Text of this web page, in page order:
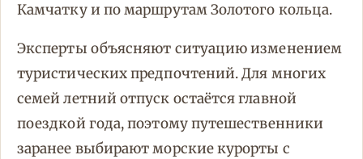
Камчатку и по маршрутам Золотого кольца.
Эксперты объясняют ситуацию изменением
туристических предпочтений. Для многих
семей летний отпуск остаётся главной
поездкой года, поэтому путешественники
заранее выбирают морские курорты с